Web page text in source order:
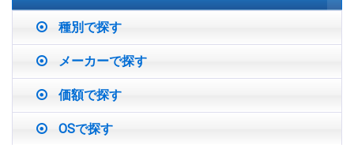
種別で探す
メーカーで探す
価額で探す
OSで探す